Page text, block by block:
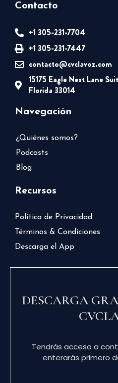
Contacto
+1 305-231-7704
+1 305-231-7447
contacto@cvclavoz.com
15175 Eagle Nest Lane
Florida 33014
Navegación
¿Quiénes somos?
Podcasts
Blog
Recursos
Política de Privacidad
Términos & Condiciones
Descarga el App
DESCARGA
Tendrás acceso a
enterarás primero